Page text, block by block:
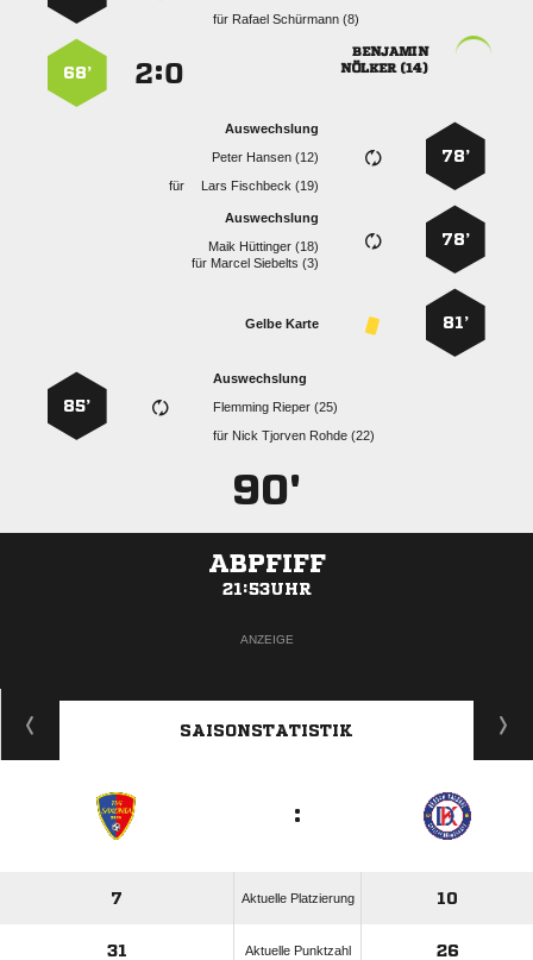
für   

 
:
68’
78’
Auswechslung
  
für
  
78’
Auswechslung
  
für   
81’
Gelbe Karte
Auswechslung
  
für    
85’
90'
ABPFIFF
21:53UHR
ANZEIGE
SAISONSTATISTIK
:
7 Aktuelle Platzierung 10
31 Aktuelle Punktzahl 26